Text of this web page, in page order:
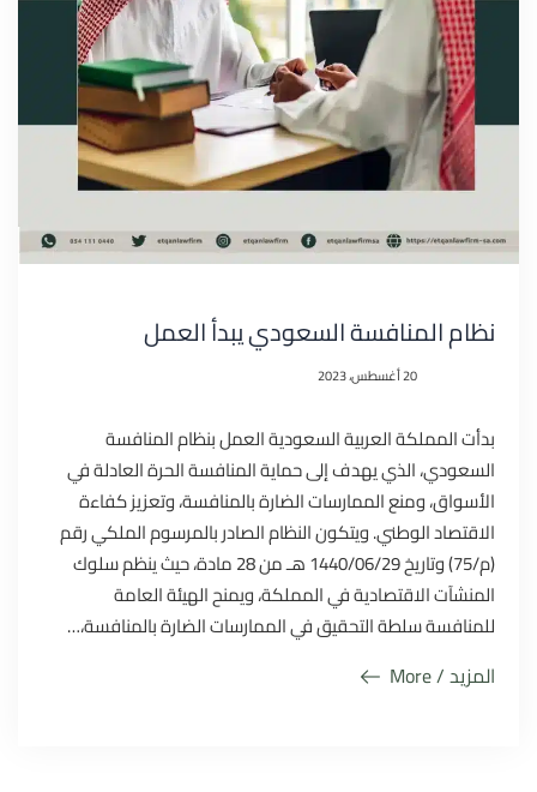
نظام المنافسة السعودي يبدأ العمل
20 أغسطس، 2023
بدأت المملكة العربية السعودية العمل بنظام المنافسة
السعودي، الذي يهدف إلى حماية المنافسة الحرة العادلة في
الأسواق، ومنع الممارسات الضارة بالمنافسة، وتعزيز كفاءة
الاقتصاد الوطني. ويتكون النظام الصادر بالمرسوم الملكي رقم
(م/75) وتاريخ 1440/06/29 هـ من 28 مادة، حيث ينظم سلوك
المنشآت الاقتصادية في المملكة، ويمنح الهيئة العامة
للمنافسة سلطة التحقيق في الممارسات الضارة بالمنافسة،…
المزيد / More